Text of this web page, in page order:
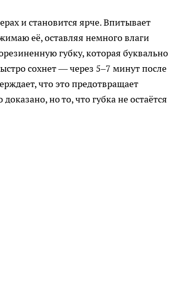
и становится ярче. Впитывает
её, оставляя немного влаги
губку, которая буквально
сохнет — через 5–7 минут после
что это предотвращает
но то, что губка не остаётся